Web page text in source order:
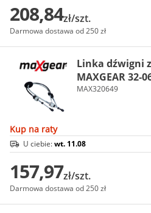
208,84zł/szt.
Darmowa dostawa od 250 zł
Linka dźwigni
MAXGEAR 32-
MAX320649
Kup na raty
U ciebie:wt. 11.08
157,97zł/szt.
Darmowa dostawa od 250 zł